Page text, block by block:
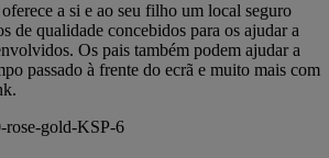
a si e ao seu filho um local seguro
de qualidade concebidos para os ajudar a
Os pais também podem ajudar a
passado à frente do ecrã e muito mais com